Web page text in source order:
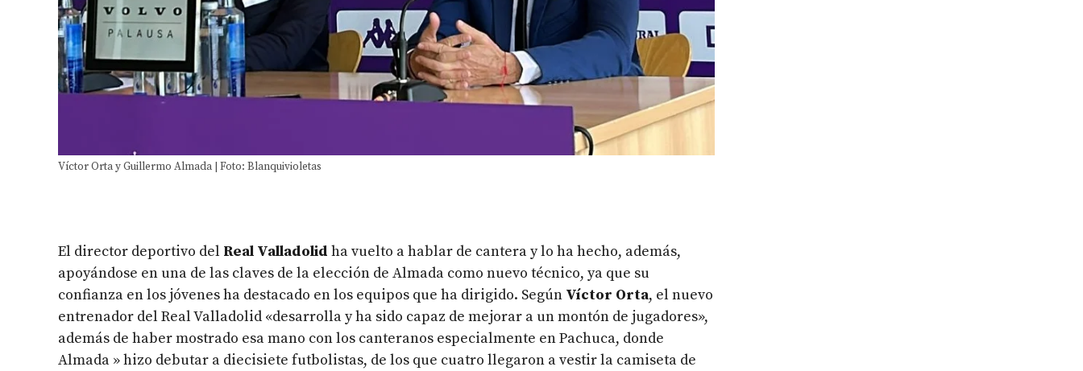
Víctor Orta y Guillermo Almada | Foto: Blanquivioletas
El director deportivo del Real Valladolid ha vuelto a hablar de cantera y lo ha hecho, además,
apoyándose en una de las claves de la elección de Almada como nuevo técnico, ya que su
confianza en los jóvenes ha destacado en los equipos que ha dirigido. Según Víctor Orta, el nuevo
entrenador del Real Valladolid «desarrolla y ha sido capaz de mejorar a un montón de jugadores»,
además de haber mostrado esa mano con los canteranos especialmente en Pachuca, donde
Almada » hizo debutar a diecisiete futbolistas, de los que cuatro llegaron a vestir la camiseta de